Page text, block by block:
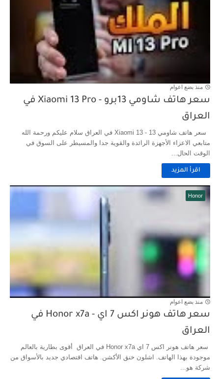
منذ بضع اعوام
سعر هاتف شاومي 13برو - Xiaomi 13 Pro في
العراق
سعر هاتف شاومي 13 - Xiaomi 13 في العراق سلام عليكم ورحمة الله
متابعي الاعزاء الأجهزة الرائدة والقوية جدا والمسيطر على السوق في
الوقت الحال...
اقرأ المزيد
Honor
منذ بضع اعوام
سعر هاتف هونر اكس 7 اي - Honor x7a في
العراق
سعر هاتف هونر اكس 7 اي Honor x7a في العراق أقوى بطارية بالعالم
موجودة بهذا الهاتف. اشلون خنق الأكشن. هاتف اقتصادي جديد بالأسواق من
شركة هو...